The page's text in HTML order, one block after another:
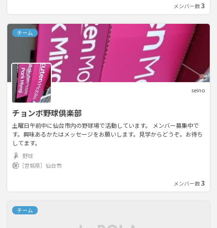
メンバー数3
チーム
seino
チョンボ野球倶楽部
土曜日午前中に仙台市内の野球場で活動しています。 メンバー募集中で
す。興味あるかたはメッセージをお願いします。見学からどうぞ。お待ち
してます。
野球
［宮城県］ 仙台市
メンバー数3
チーム